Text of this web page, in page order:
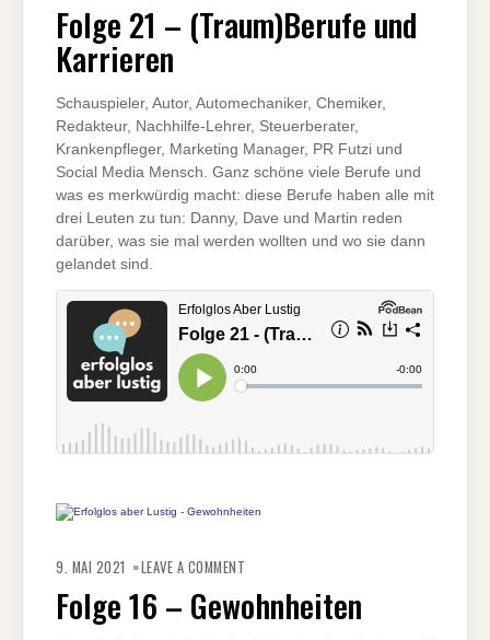
(TRAUM)BERUFE
UND
KARRIEREN
Folge 21 – (Traum)Berufe und
Karrieren
Schauspieler, Autor, Automechaniker, Chemiker,
Redakteur, Nachhilfe-Lehrer, Steuerberater,
Krankenpfleger, Marketing Manager, PR Futzi und
Social Media Mensch. Ganz schöne viele Berufe und
was es merkwürdig macht: diese Berufe haben alle mit
drei Leuten zu tun: Danny, Dave und Martin reden
darüber, was sie mal werden wollten und wo sie dann
gelandet sind.
9. MAI 2021 LEAVE A COMMENT
GEWOHNHEITEN
Folge 16 – Gewohnheiten